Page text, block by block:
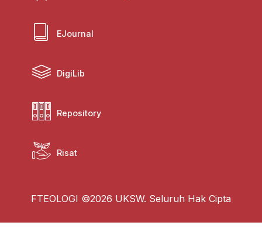
EJournal
DigiLib
Repository
Risat
FTEOLOGI ©2026 UKSW. Seluruh Hak Cipta